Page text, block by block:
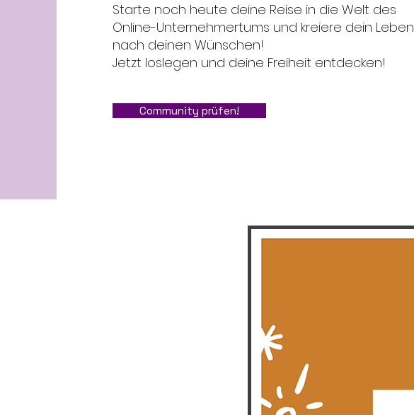
Starte noch heute deine Reise in die Welt des
Online-Unternehmertums und kreiere dein Leben
nach deinen Wünschen!
Jetzt loslegen und deine Freiheit entdecken!
Community prüfen!